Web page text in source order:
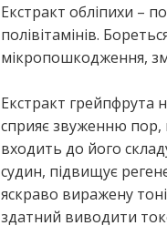
Екстракт обліпихи –
полівітамінів.
мікропошкодження,
Екстракт грейпфрута
сприяє звуженню
входить до його
судин, підвищує
яскраво виражену
здатний виводити